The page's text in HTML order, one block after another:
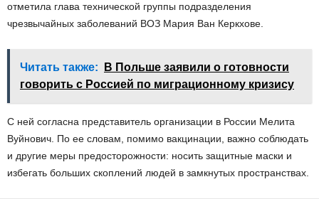
отметила глава технической группы подразделения
чрезвычайных заболеваний ВОЗ Мария Ван Керкхове.
Читать также:
В Польше заявили о готовности
говорить с Россией по миграционному кризису
С ней согласна представитель организации в России Мелита
Вуйнович. По ее словам, помимо вакцинации, важно соблюдать
и другие меры предосторожности: носить защитные маски и
избегать больших скоплений людей в замкнутых пространствах.